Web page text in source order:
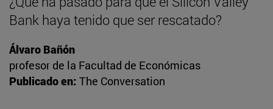
Bank haya tenido que ser rescatado?
Álvaro Bañón
profesor de la Facultad de Económicas
Publicado en: The Conversation